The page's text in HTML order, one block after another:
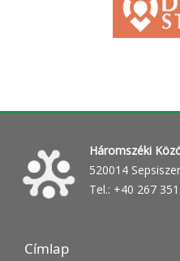
Háromszéki
520014
Tel.: +40 267
Címlap